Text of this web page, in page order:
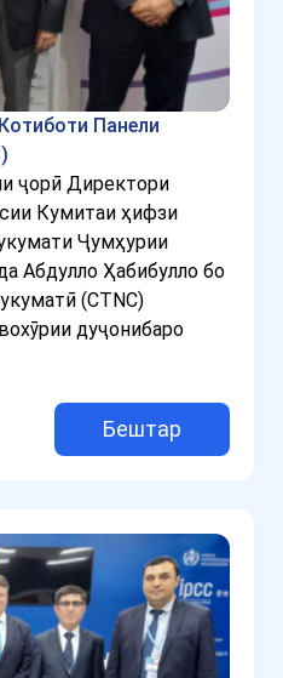
Панели
ҷорӣ Директори
Кумитаи ҳифзи
Ҷумҳурии
Абдулло Ҳабибулло бо
(CTNC)
дуҷонибаро
Бештар